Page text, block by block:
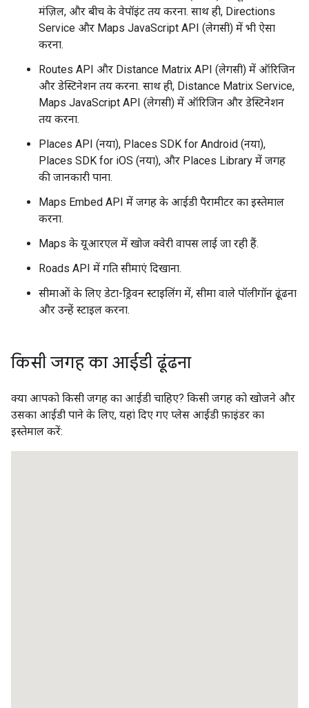
मंज़िल, और बीच के वेपॉइंट तय करना. साथ ही, Directions
Service और Maps JavaScript API (लेगसी) में भी ऐसा
करना.
Routes API और Distance Matrix API (लेगसी) में ऑरिजिन
और डेस्टिनेशन तय करना. साथ ही, Distance Matrix Service,
Maps JavaScript API (लेगसी) में ऑरिजिन और डेस्टिनेशन
तय करना.
Places API (नया), Places SDK for Android (नया),
Places SDK for iOS (नया), और Places Library में जगह
की जानकारी पाना.
Maps Embed API में जगह के आईडी पैरामीटर का इस्तेमाल
करना.
Maps के यूआरएल में खोज क्वेरी वापस लाई जा रही हैं.
Roads API में गति सीमाएं दिखाना.
सीमाओं के लिए डेटा-ड्रिवन स्टाइलिंग में, सीमा वाले पॉलीगॉन ढूंढना
और उन्हें स्टाइल करना.
किसी जगह का आईडी ढूंढना
क्या आपको किसी जगह का आईडी चाहिए? किसी जगह को खोजने और
उसका आईडी पाने के लिए, यहां दिए गए प्लेस आईडी फ़ाइंडर का
इस्तेमाल करें: